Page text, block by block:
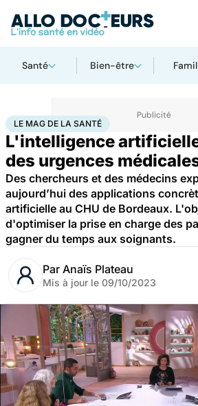
Santé Bien-être
AccueilSanté SociétéLe Mag de la Santé
LE MAG DE LA SANTÉ
L'intelligence
des urgences
Des chercheurs et des médecins
aujourd’hui des applications
artificielle au CHU de Bordeaux.
d'optimiser la prise en charge des
gagner du temps aux soignants.
Par Anaïs Plateau
Mis à jour le 09/10/2023